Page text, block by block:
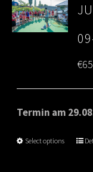
€
Termin am
Select options